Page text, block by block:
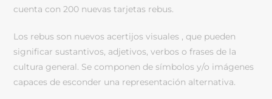
cuenta con 200 nuevas tarjetas rebus.
Los rebus son nuevos acertijos visuales , que pueden
significar sustantivos, adjetivos, verbos o frases de la
cultura general. Se componen de símbolos y/o imágenes
capaces de esconder una representación alternativa.